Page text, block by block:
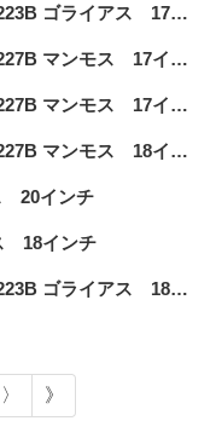
ハイラックスサーフ 210系 × ウルトラ223B ゴライアス 17インチ
ハイラックスサーフ 210系 × ウルトラ227B マンモス 17インチ
ハイラックスサーフ 210系 × ウルトラ227B マンモス 17インチ
ハイラックスサーフ 210系 × ウルトラ227B マンモス 18インチ
20インチ
18インチ
ハイラックスサーフ 210系 × ウルトラ223B ゴライアス 18インチ